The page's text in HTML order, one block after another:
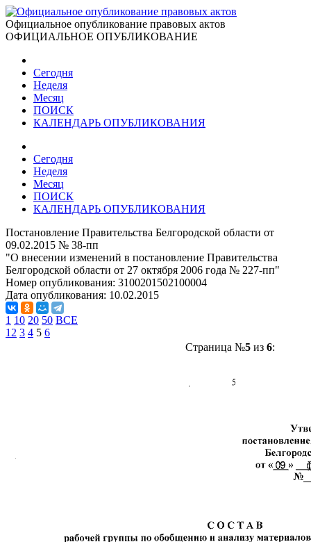
Официальное опубликование правовых актов
ОФИЦИАЛЬНОЕ ОПУБЛИКОВАНИЕ
Сегодня
Неделя
Месяц
ПОИСК
КАЛЕНДАРЬ ОПУБЛИКОВАНИЯ
Сегодня
Неделя
Месяц
ПОИСК
КАЛЕНДАРЬ ОПУБЛИКОВАНИЯ
Постановление Правительства Белгородской области от
09.02.2015 № 38-пп
"О внесении изменений в постановление Правительства
Белгородской области от 27 октября 2006 года № 227-пп"
Номер опубликования: 3100201502100004
Дата опубликования: 10.02.2015
1 10 20 50 ВСЕ
1 2 3 4 5 6
Страница №5из 6: